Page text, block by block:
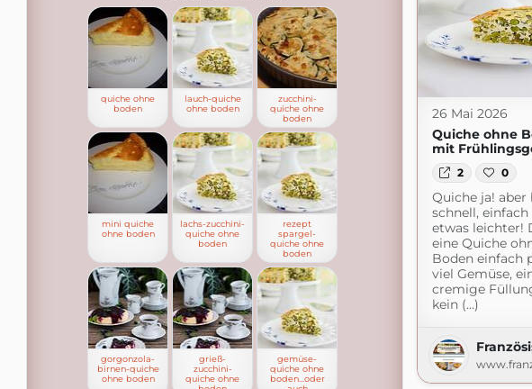
quiche ohne
boden
lauch-quiche
ohne boden
zucchini-
quiche ohne
boden
mini quiche
ohne boden
lachs-zucchini-
quiche ohne
boden
rezept
spargel-
quiche ohne
boden
gorgonzola-
birnen-quiche
ohne boden
grieß-
zucchini-
quiche ohne
gemüse-
quiche ohne
boden…oder
26 Mai 2026
Quiche ohne
mit
2 0
Quiche ja! aber
schnell, einfach
etwas leichter!
eine Quiche
Boden einfach
viel Gemüse,
cremige
kein (...)